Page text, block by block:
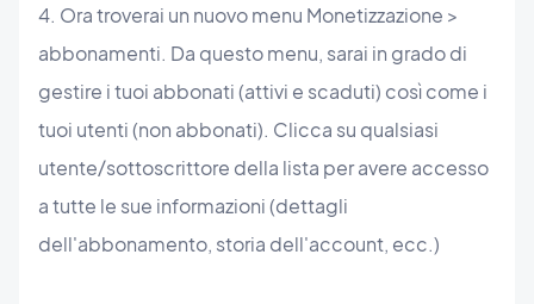
4. Ora troverai un nuovo menu Monetizzazione >
abbonamenti. Da questo menu, sarai in grado di
gestire i tuoi abbonati (attivi e scaduti) così come i
tuoi utenti (non abbonati). Clicca su qualsiasi
utente/sottoscrittore della lista per avere accesso
a tutte le sue informazioni (dettagli
dell'abbonamento, storia dell'account, ecc.)